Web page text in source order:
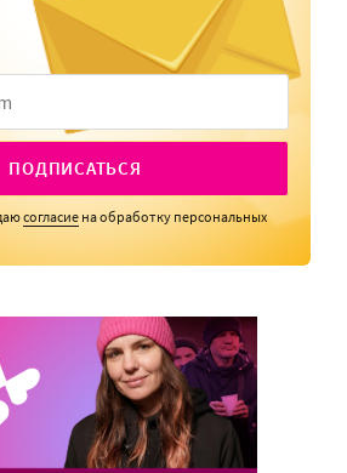
ПОДПИСАТЬСЯ
согласие на обработку персональных